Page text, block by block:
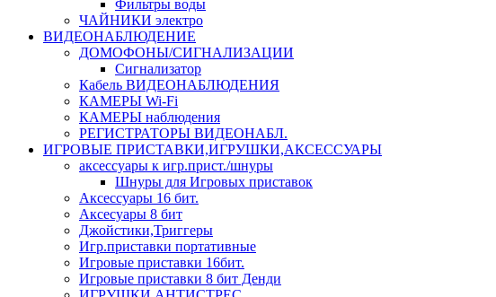
Фильтры воды
ЧАЙНИКИ электро
ВИДЕОНАБЛЮДЕНИЕ
ДОМОФОНЫ/СИГНАЛИЗАЦИИ
Сигнализатор
Кабель ВИДЕОНАБЛЮДЕНИЯ
КАМЕРЫ Wi-Fi
КАМЕРЫ наблюдения
РЕГИСТРАТОРЫ ВИДЕОНАБЛ.
ИГРОВЫЕ ПРИСТАВКИ,ИГРУШКИ,АКСЕССУАРЫ
аксесcуары к игр.прист./шнуры
Шнуры для Игровых приставок
Аксессуары 16 бит.
Аксесуары 8 бит
Джойстики,Триггеры
Игр.приставки портативные
Игровые приставки 16бит.
Игровые приставки 8 бит Денди